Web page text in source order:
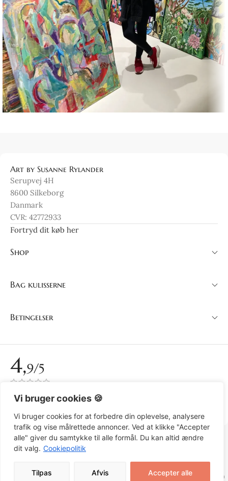
Vi bruger cookies 🍪
Vi bruger cookies for at forbedre din oplevelse, analysere
trafik og vise målrettede annoncer. Ved at klikke "Accepter
alle" giver du samtykke til alle formål. Du kan altid ændre
dit valg. Cookiepolitik
Tilpas Afvis Accepter alle
Art by Susanne Rylander
Serupvej 4H
8600 Silkeborg
Danmark
CVR: 42772933
Fortryd dit køb her
Shop
Bag kulisserne
Betingelser
4,9/5
DANSK (DKK)
© 2026 Art by Susanne Rylander